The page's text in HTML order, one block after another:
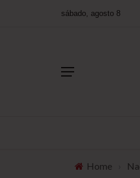
sábado, agosto 8
Home